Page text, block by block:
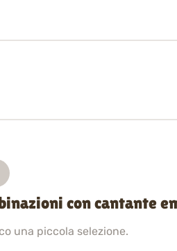
con cantante
una piccola selezione.